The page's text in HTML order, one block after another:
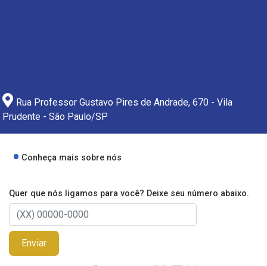
Rua Professor Gustavo Pires de Andrade, 670 - Vila
Prudente - São Paulo/SP
Conheça mais sobre nós
Quer que nós ligamos para você? Deixe seu número abaixo.
Enviar